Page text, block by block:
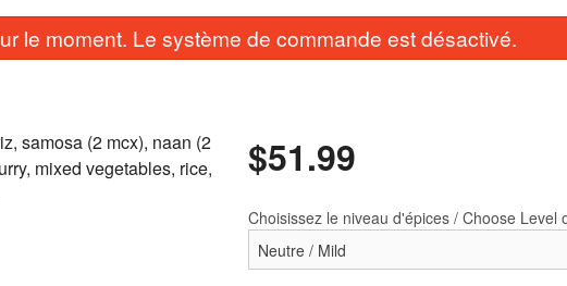
Samosa (2 mcx / 2 pcs)
Naan à l'ail /
le moment. Le système de commande est désactivé.
samosa (2 mcx), naan (2
mixed vegetables, rice,
$51.99
Choisissez le niveau d'épices / Choose Level